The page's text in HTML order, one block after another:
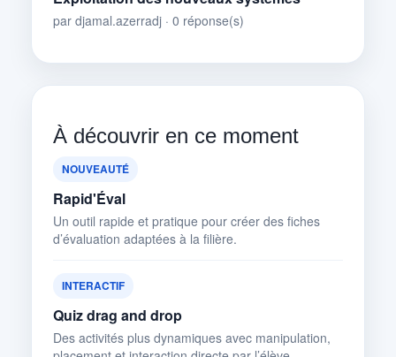
par djamal.azerradj · 0 réponse(s)
À découvrir en ce moment
NOUVEAUTÉ
Rapid'Éval
Un outil rapide et pratique pour créer des fiches
d’évaluation adaptées à la filière.
INTERACTIF
Quiz drag and drop
Des activités plus dynamiques avec manipulation,